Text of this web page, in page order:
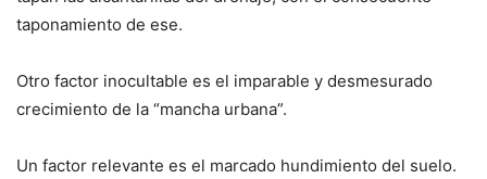
taponamiento de ese.
Otro factor inocultable es el imparable y desmesurado
crecimiento de la “mancha urbana”.
Un factor relevante es el marcado hundimiento del suelo.